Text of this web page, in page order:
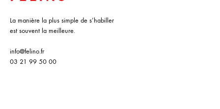
La manière la plus simple de s’habiller
est souvent la meilleure.
info@felino.fr
03 21 99 50 00